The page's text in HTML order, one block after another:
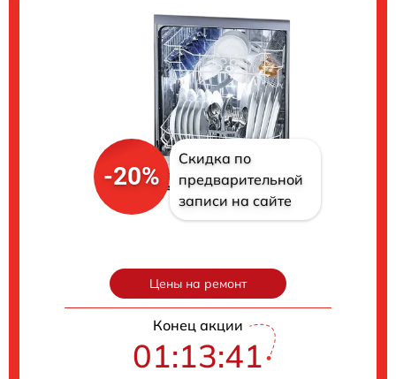
-20%
Скидка по
предварительной
записи на сайте
Цены на ремонт
Конец акции
01:13:40